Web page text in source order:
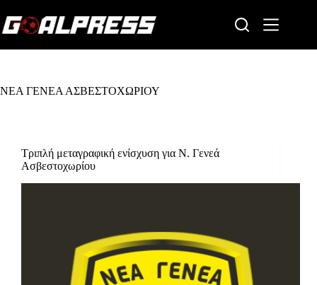
to
content
ΝΕΑ ΓΕΝΕΑ ΑΣΒΕΣΤΟΧΩΡΙΟΥ
Τριπλή μεταγραφική ενίσχυση για Ν. Γενεά
Ασβεστοχωρίου